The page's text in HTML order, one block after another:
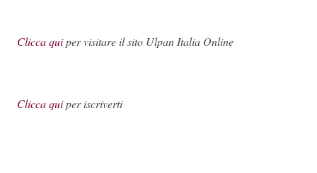
Clicca quiper visitare il sito Ulpan Italia Online
Clicca quiper iscriverti